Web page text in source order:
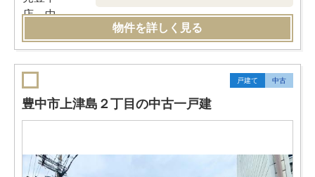
物件を詳しく見る
戸建て 中古
豊中市上津島２丁目の中古一戸建